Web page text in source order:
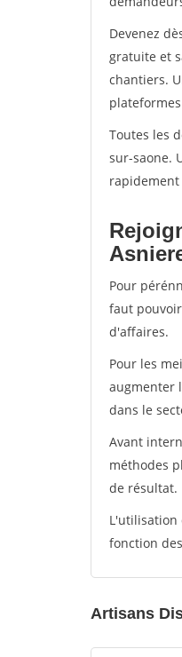
Devenez
gratuite et
chantiers.
Toutes les
sur-saone.
Pour
faut
d'affaires.
Pour les
augmenter
dans le
Avant
méthodes
de résultat.
L'utilisation
fonction
Artisans